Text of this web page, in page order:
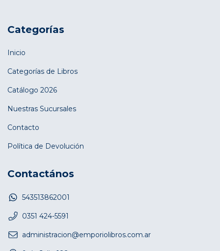
Categorías
Inicio
Categorías de Libros
Catálogo 2026
Nuestras Sucursales
Contacto
Política de Devolución
Contactános
543513862001
0351 424-5591
administracion@emporiolibros.com.ar